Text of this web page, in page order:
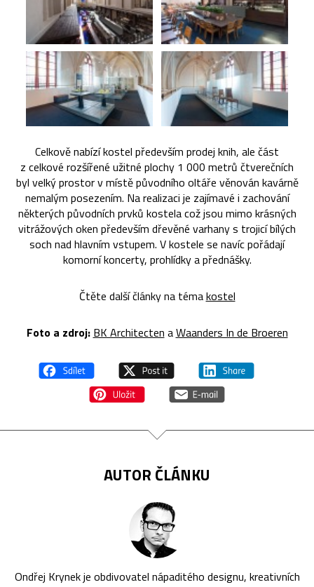
Celkově nabízí kostel především prodej knih, ale část
z celkové rozšířené užitné plochy 1 000 metrů čtverečních
byl velký prostor v místě původního oltáře věnován kavárně
nemalým posezením. Na realizaci je zajímavé i zachování
některých původních prvků kostela což jsou mimo krásných
vitrážových oken především dřevěné varhany s trojicí bílých
soch nad hlavním vstupem. V kostele se navíc pořádají
komorní koncerty, prohlídky a přednášky.
Čtěte další články na témakostel
Foto a zdroj: BK Architecten aWaanders In de Broeren
AUTOR ČLÁNKU
Ondřej Krynek je obdivovatel nápaditého designu, kreativních